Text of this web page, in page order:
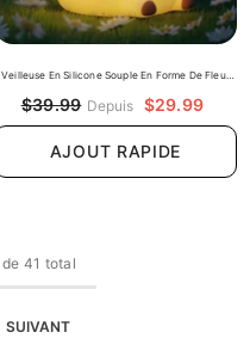
Veilleuse En Silicone Souple En Forme De Fleur
Les Filles
$39.99 Depuis $29.99
AJOUT RAPIDE
de 41 total
SUIVANT